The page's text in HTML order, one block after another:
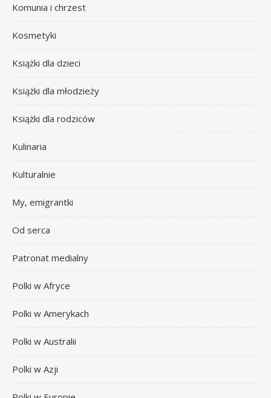
Komunia i chrzest
Kosmetyki
Książki dla dzieci
Książki dla młodzieży
Książki dla rodziców
Kulinaria
Kulturalnie
My, emigrantki
Od serca
Patronat medialny
Polki w Afryce
Polki w Amerykach
Polki w Australii
Polki w Azji